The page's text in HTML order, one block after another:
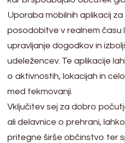
Uporaba mobilnih aplikacij
posodobitve v realnem času
upravljanje dogodkov in
udeležencev. Te aplikacije
o aktivnostih, lokacijah in
med tekmovanji.
Vključitev sej za dobro
ali delavnice o prehrani,
pritegne širše občinstvo ter